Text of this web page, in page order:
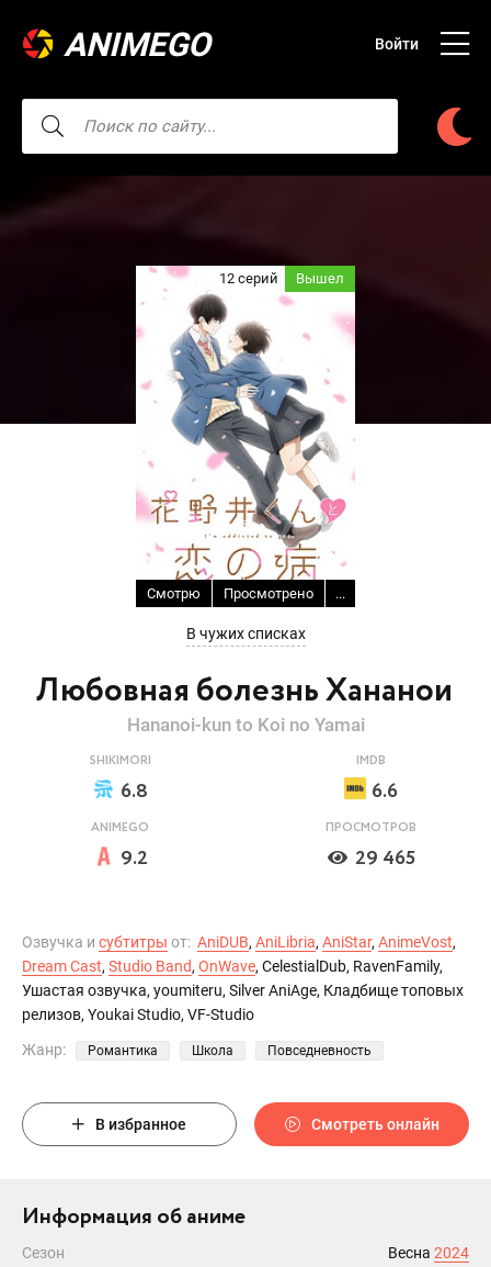
ANIMEGO Войти
Любовная болезнь Хананои
12 серий Вышел
Смотрю Просмотрено ...
В чужих списках
Hananoi-kun to Koi no Yamai
SHIKIMORI
6.8
IMDB
6.6
ANIMEGO
9.2
ПРОСМОТРОВ
29 465
Озвучка и субтитры от: AniDUB, AniLibria, AniStar, AnimeVost,
Dream Cast, Studio Band, OnWave, CelestialDub, RavenFamily,
Ушастая озвучка, youmiteru, Silver AniAge, Кладбище топовых
релизов, Youkai Studio, VF-Studio
Жанр:
Романтика Школа Повседневность
В избранное Смотреть онлайн
Информация об аниме
Сезон Весна 2024